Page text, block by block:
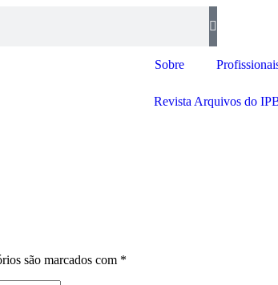
Sobre
Revista Arquivos do
são marcados com *